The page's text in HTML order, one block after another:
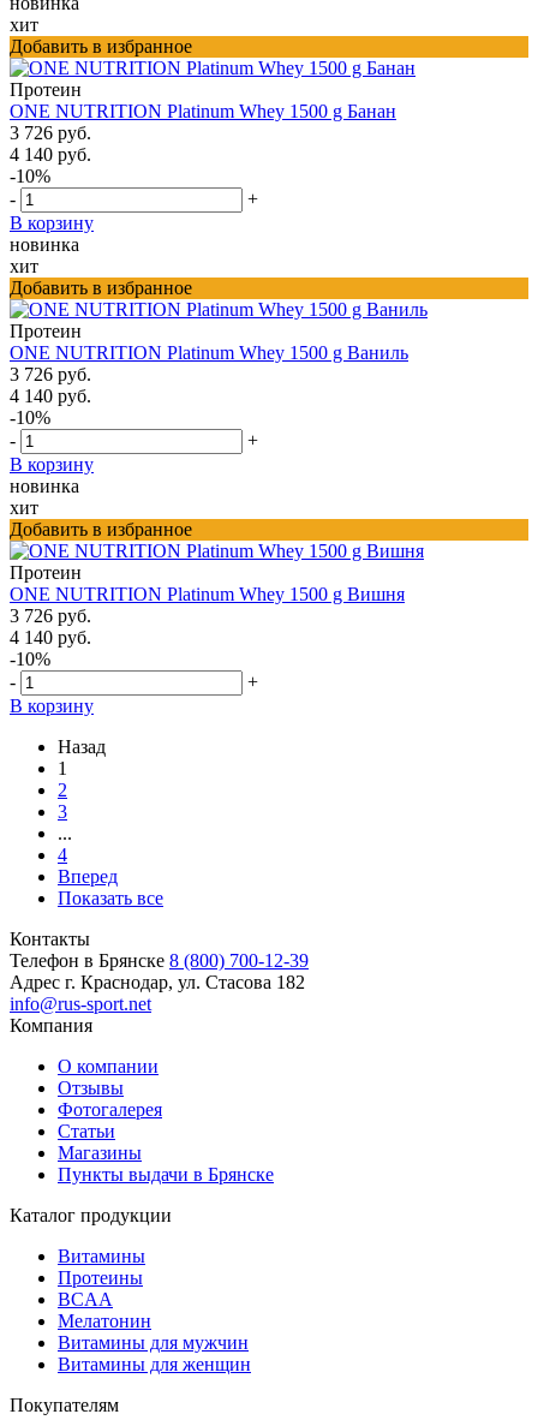
хит
Добавить в избранное
Протеин
ONE NUTRITION Platinum Whey 1500 g Банан
3 726 руб.
4 140 руб.
-10%
-
+
В корзину
новинка
хит
Добавить в избранное
Протеин
ONE NUTRITION Platinum Whey 1500 g Ваниль
3 726 руб.
4 140 руб.
-10%
-
+
В корзину
новинка
хит
Добавить в избранное
Протеин
ONE NUTRITION Platinum Whey 1500 g Вишня
3 726 руб.
4 140 руб.
-10%
-
+
В корзину
Назад
1
2
3
...
4
Вперед
Показать все
Контакты
Телефон в Брянске 8 (800) 700-12-39
Адрес г. Краснодар, ул. Стасова 182
info@rus-sport.net
Компания
О компании
Отзывы
Фотогалерея
Статьи
Магазины
Пункты выдачи в Брянске
Каталог продукции
Витамины
Протеины
BCAA
Мелатонин
Витамины для мужчин
Витамины для женщин
Покупателям